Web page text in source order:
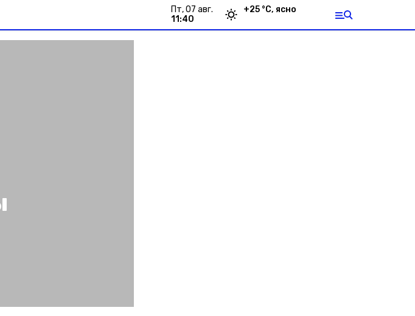
пт, 07 авг.
11:40
+25 °С, ясно